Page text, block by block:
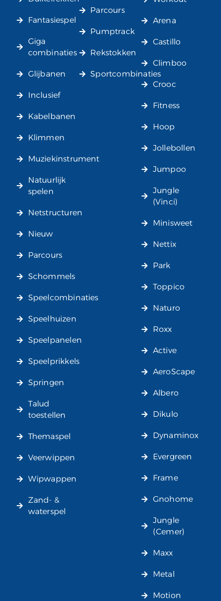
Fantasiespel
Giga
combinaties
Glijbanen
Inclusief
Kabelbanen
Klimmen
Muziekinstrument
Natuurlijk
spelen
Netstructuren
Nieuw
Parcours
Schommels
Speelcombinaties
Speelhuizen
Speelpanelen
Speelprikkels
Springen
Talud
toestellen
Themaspel
Veerwippen
Wipwappen
Zand- &
waterspel
Parcours
Pumptrack
Rekstokken
Sportcombinaties
Arena
Castillo
Climboo
Crooc
Fitness
Hoop
Jollebollen
Jumpoo
Jungle
(Vinci)
Minisweet
Nettix
Park
Toppico
Naturo
Roxx
Active
AeroScape
Albero
Dikulo
Dynaminox
Evergreen
Frame
Gnohome
Jungle
(Cemer)
Maxx
Metal
Motion